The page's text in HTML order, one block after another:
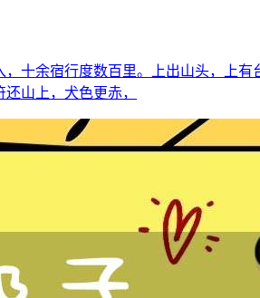
十余宿行度数百里。上出山头，上
山上，犬色更赤，